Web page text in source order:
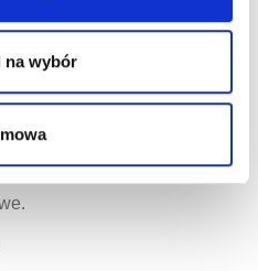
na wybór
jest również
jego wyjątkowego
curry. Z wiórków
również